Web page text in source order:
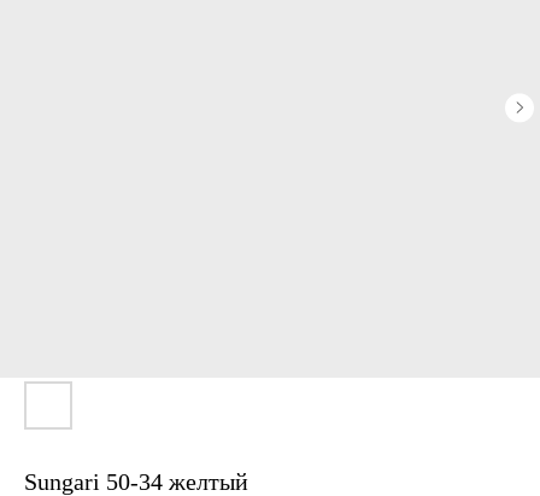
Sungari 50-34 желтый